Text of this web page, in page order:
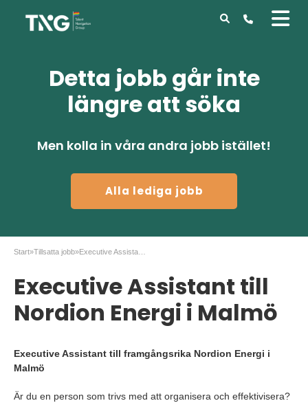
Detta jobb går inte
längre att söka
Men kolla in våra andra jobb istället!
Alla lediga jobb
Start»Tillsatta jobb»
Executive Assistant till
Nordion Energi i Malmö
Executive Assistant till framgångsrika Nordion Energi i
Malmö
Är du en person som trivs med att organisera och effektivisera?